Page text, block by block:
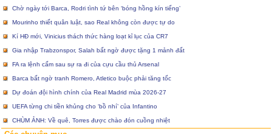
Chờ ngày tới Barca, Rodri tình tứ bên ‘bóng hồng kín tiếng’
Mourinho thiết quân luật, sao Real không còn được tự do
Kí HĐ mới, Vinicius thách thức hàng loạt kỉ lục của CR7
Gia nhập Trabzonspor, Salah bất ngờ được tặng 1 mảnh đất
FA ra lệnh cấm sau sự ra đi của cựu cầu thủ Arsenal
Barca bất ngờ tranh Romero, Atletico buộc phải tăng tốc
Dự đoán đội hình chính của Real Madrid mùa 2026-27
UEFA từng chi tiền khủng cho ‘bồ nhí’ của Infantino
CHÙM ẢNH: Về quê, Torres được chào đón cuồng nhiệt